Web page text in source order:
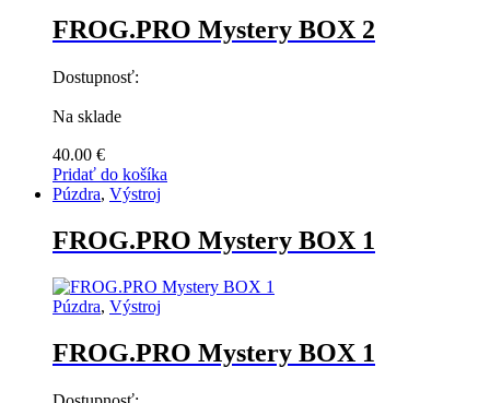
FROG.PRO Mystery BOX 2
Dostupnosť:
Na sklade
40.00 €
Pridať do košíka
Púzdra, Výstroj
FROG.PRO Mystery BOX 1
Púzdra, Výstroj
FROG.PRO Mystery BOX 1